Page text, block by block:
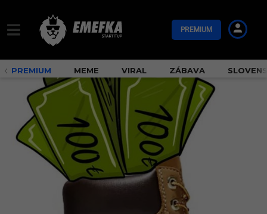
PREMIUM
PREMIUM MEME VIRAL ZÁBAVA